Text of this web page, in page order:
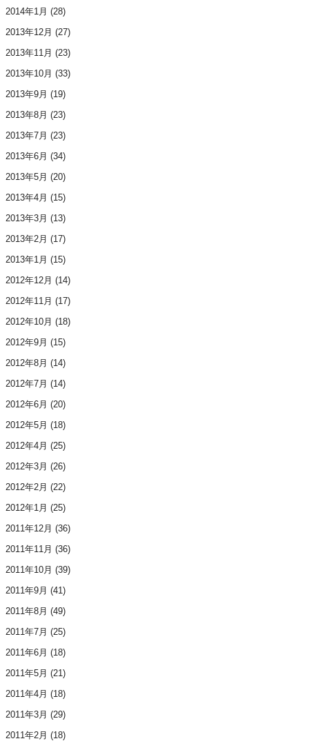
2014年1月 (28)
2013年12月 (27)
2013年11月 (23)
2013年10月 (33)
2013年9月 (19)
2013年8月 (23)
2013年7月 (23)
2013年6月 (34)
2013年5月 (20)
2013年4月 (15)
2013年3月 (13)
2013年2月 (17)
2013年1月 (15)
2012年12月 (14)
2012年11月 (17)
2012年10月 (18)
2012年9月 (15)
2012年8月 (14)
2012年7月 (14)
2012年6月 (20)
2012年5月 (18)
2012年4月 (25)
2012年3月 (26)
2012年2月 (22)
2012年1月 (25)
2011年12月 (36)
2011年11月 (36)
2011年10月 (39)
2011年9月 (41)
2011年8月 (49)
2011年7月 (25)
2011年6月 (18)
2011年5月 (21)
2011年4月 (18)
2011年3月 (29)
2011年2月 (18)